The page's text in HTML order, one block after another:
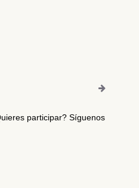
participar? Síguenos